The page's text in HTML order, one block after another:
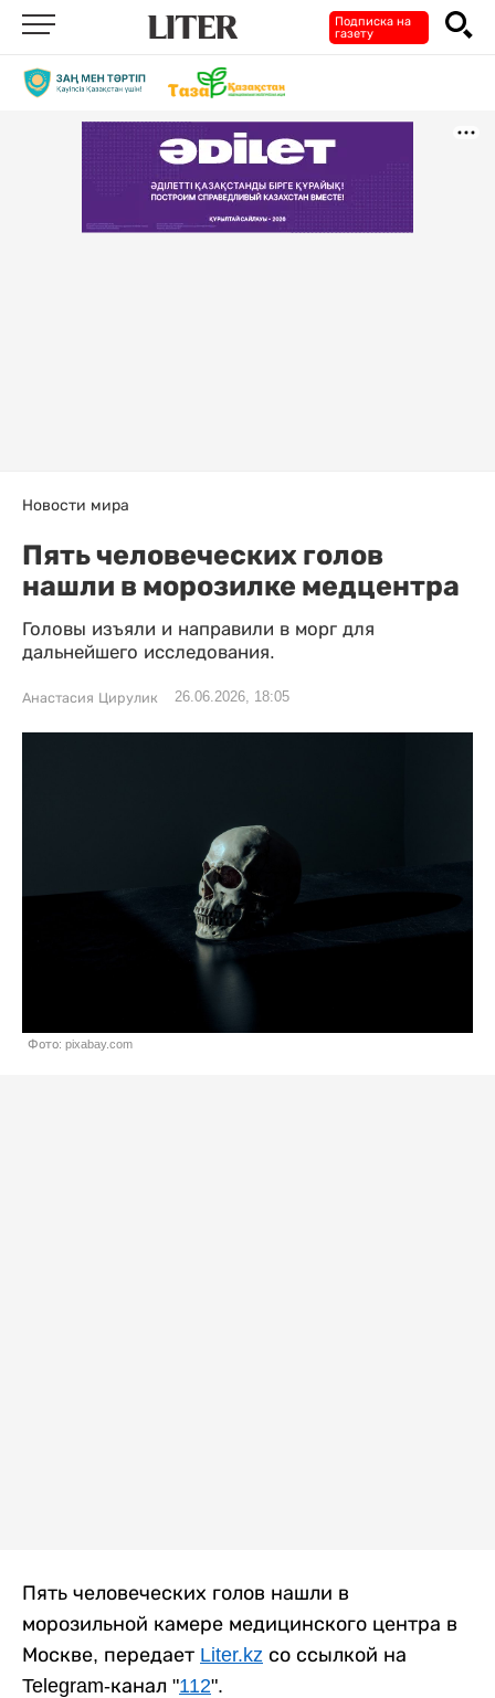
Подписка на
газету
Новости мира
Пять человеческих голов
нашли в морозилке медцентра
Головы изъяли и направили в морг для
дальнейшего исследования.
Анастасия Цирулик 26.06.2026, 18:05
Фото: pixabay.com
Пять человеческих голов нашли в
морозильной камере медицинского центра в
Москве, передает Liter.kz со ссылкой на
Telegram-канал "112".